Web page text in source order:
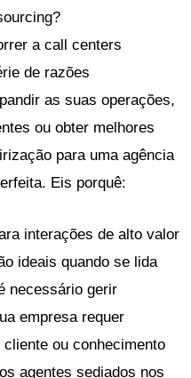
a call centers
de razões
as suas operações,
ou obter melhores
para uma agência
Eis porquê:
interações de alto valor
ideais quando se lida
necessário gerir
empresa requer
ou conhecimento
agentes sediados nos